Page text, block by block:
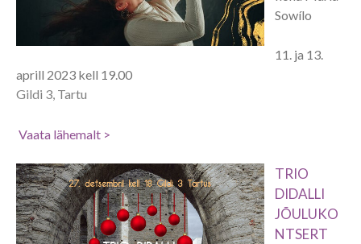
Sowílo
11. ja 13.
aprill 2023 kell 19.00
Gildi 3, Tartu
Vaata lähemalt >
TRIO
DIDALLI
JÕULUKO
NTSERT